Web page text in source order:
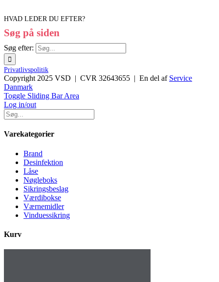
HVAD LEDER DU EFTER?
Søg på siden
Søg efter:
Privatlivspolitik
Copyright 2025 VSD | CVR 32643655 | En del af Service
Danmark
Toggle Sliding Bar Area
Log in/out
Varekategorier
Brand
Desinfektion
Låse
Nøgleboks
Sikringsbeslag
Værdibokse
Værnemidler
Vinduessikring
Kurv